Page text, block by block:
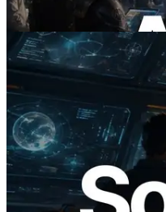
この記事を読む